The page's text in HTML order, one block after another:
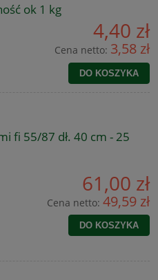
ok 1 kg
4,40 zł
Cena netto: 3,58 zł
DO KOSZYKA
fi 55/87 dł. 40 cm - 25
61,00 zł
Cena netto: 49,59 zł
DO KOSZYKA